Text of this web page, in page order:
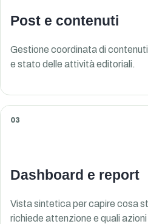
Post e contenuti
Gestione coordinata di
e stato delle attività editoriali.
03
Dashboard e report
Vista sintetica per capire cosa
richiede attenzione e quali